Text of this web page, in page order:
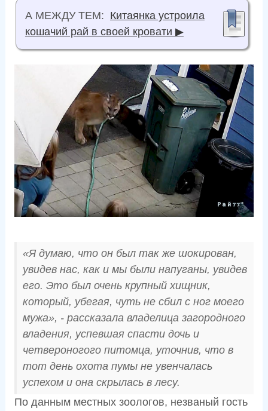
А МЕЖДУ ТЕМ: Китаянка устроила
кошачий рай в своей кровати ▶
«Я думаю, что он был так же шокирован,
увидев нас, как и мы были напуганы, увидев
его. Это был очень крупный хищник,
который, убегая, чуть не сбил с ног моего
мужа», - рассказала владелица загородного
владения, успевшая спасти дочь и
четвероногого питомца, уточнив, что в
тот день охота пумы не увенчалась
успехом и она скрылась в лесу.
По данным местных зоологов, незваный гость